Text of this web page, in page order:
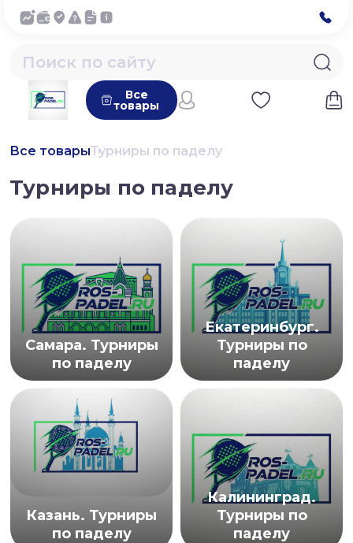
Все
товары
Все товарыТурниры по паделу
Турниры по паделу
Самара. Турниры
по паделу
Екатеринбург.
Турниры по
паделу
Казань. Турниры
по паделу
Калининград.
Турниры по
паделу